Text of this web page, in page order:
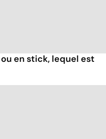
en stick, lequel est